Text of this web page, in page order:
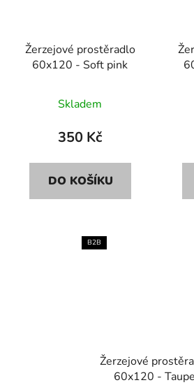
Žerzejové prostěradlo
60x120 - Soft pink
Skladem
350 Kč
DO KOŠÍKU
B2B
Žerzejové
60x120 - Taupe